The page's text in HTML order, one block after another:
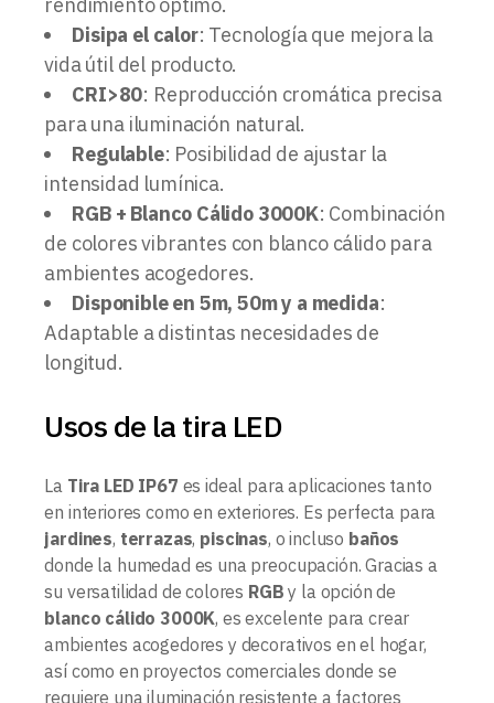
Disipa el calor: Tecnología que mejora la
vida útil del producto.
CRI>80: Reproducción cromática precisa
para una iluminación natural.
Regulable: Posibilidad de ajustar la
intensidad lumínica.
RGB + Blanco Cálido 3000K: Combinación
de colores vibrantes con blanco cálido para
ambientes acogedores.
Disponible en 5m, 50m y a medida:
Adaptable a distintas necesidades de
longitud.
Usos de la tira LED
La Tira LED IP67 es ideal para aplicaciones tanto
en interiores como en exteriores. Es perfecta para
jardines, terrazas, piscinas, o incluso baños
donde la humedad es una preocupación. Gracias a
su versatilidad de colores RGB y la opción de
blanco cálido 3000K, es excelente para crear
ambientes acogedores y decorativos en el hogar,
así como en proyectos comerciales donde se
requiere una iluminación resistente a factores